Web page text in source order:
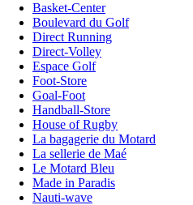
Basket-Center
Boulevard du Golf
Direct Running
Direct-Volley
Espace Golf
Foot-Store
Goal-Foot
Handball-Store
House of Rugby
La bagagerie du Motard
La sellerie de Maé
Le Motard Bleu
Made in Paradis
Nauti-wave